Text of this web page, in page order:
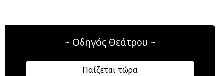
~ Οδηγός Θεάτρου ~
Παίζεται τώρα